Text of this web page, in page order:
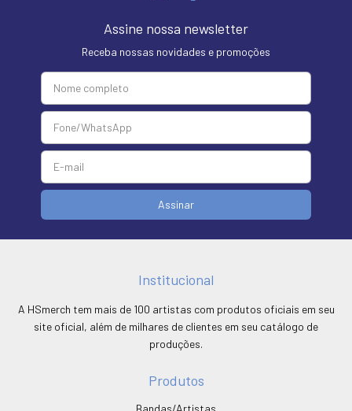
Assine nossa newsletter
Receba nossas novidades e promoções
Institucional
A HSmerch tem mais de 100 artistas com produtos oficiais em seu
site oficial, além de milhares de clientes em seu catálogo de
produções.
Produtos
Bandas/Artistas